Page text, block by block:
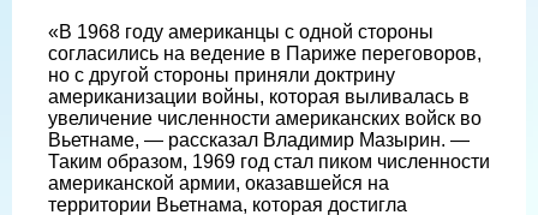
«В 1968 году американцы с одной стороны
согласились на ведение в Париже переговоров,
но с другой стороны приняли доктрину
американизации войны, которая выливалась в
увеличение численности американских войск во
Вьетнаме, — рассказал Владимир Мазырин. —
Таким образом, 1969 год стал пиком численности
американской армии, оказавшейся на
территории Вьетнама, которая достигла